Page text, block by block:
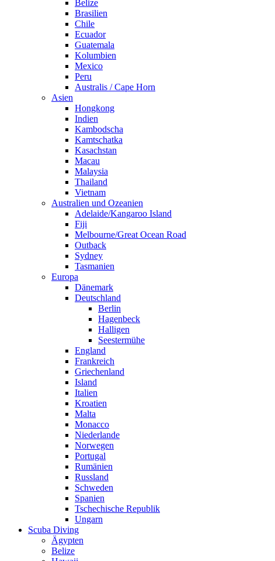
Belize
Brasilien
Chile
Ecuador
Guatemala
Kolumbien
Mexico
Peru
Australis / Cape Horn
Asien
Hongkong
Indien
Kambodscha
Kamtschatka
Kasachstan
Macau
Malaysia
Thailand
Vietnam
Australien und Ozeanien
Adelaide/Kangaroo Island
Fiji
Melbourne/Great Ocean Road
Outback
Sydney
Tasmanien
Europa
Dänemark
Deutschland
Berlin
Hagenbeck
Halligen
Seestermühe
England
Frankreich
Griechenland
Island
Italien
Kroatien
Malta
Monacco
Niederlande
Norwegen
Portugal
Rumänien
Russland
Schweden
Spanien
Tschechische Republik
Ungarn
Scuba Diving
Ägypten
Belize